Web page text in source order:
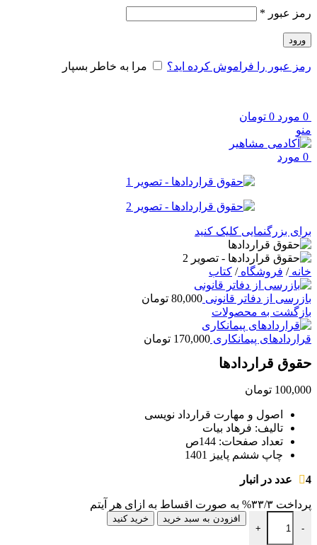
رمز عبور *
ورود
رمز عبور را فراموش کرده اید؟ مرا به خاطر بسپار
0 مورد 0 تومان
منو
0 مورد
برای بزرگنمایی کلیک کنید
خانه/ فروشگاه/ کتاب
بازرسی از دفاتر قانونی 80,000 تومان
بازگشت به محصولات
قراردادهای پیمانکاری 170,000 تومان
حقوق قراردادها
100,000 تومان
اصول و مهارت قرارداد نویسی
تالیف: فرهاد بیات
تعداد صفحات: 144ص
چاپ ششم پاییز 1401
4 عدد در انبار
پرداخت ۳۳/۳% به صورت اقساط به ازای هر آیتم
-
حقوق قراردادها عدد
+
افزودن به سبد خرید خرید کنید